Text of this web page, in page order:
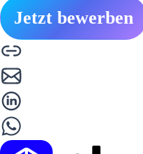
Jetzt bewerben